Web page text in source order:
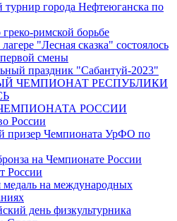
города Нефтеюганска по
римской борьбе
"Лесная сказка" состоялось
смены
праздник "Сабантуй-2023"
ЧЕМПИОНАТ РЕСПУБЛИКИ
РОССИИ
России
призер Чемпионата УрФО по
на Чемпионате России
России
медаль на международных
день физкультурника